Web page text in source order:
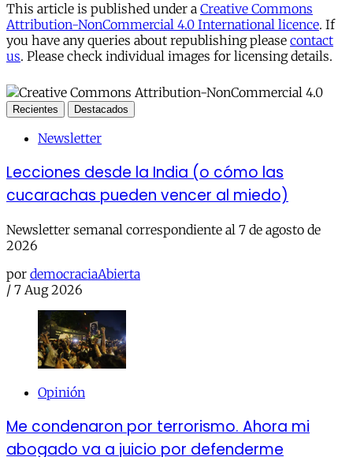
This article is published under a Creative Commons
Attribution-NonCommercial 4.0 International licence. If
you have any queries about republishing please contact
us. Please check individual images for licensing details.
Recientes Destacados
Newsletter
Lecciones desde la India (o cómo las
cucarachas pueden vencer al miedo)
Newsletter semanal correspondiente al 7 de agosto de
2026
por democraciaAbierta
/ 7 Aug 2026
Opinión
Me condenaron por terrorismo. Ahora mi
abogado va a juicio por defenderme